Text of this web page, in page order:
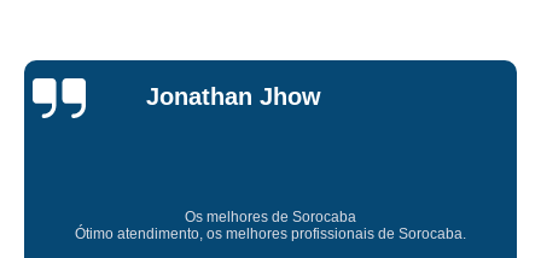
Jessica
Carvalho
Super recomendo!
Amei o atendimento. Preco super bom. Superou minhas expectativas.
Deixou o meu bem super arrumadinhooo recomendo!